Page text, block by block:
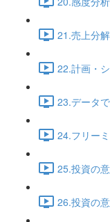
21.売上分
22.計画・
23.データ
24.フリー
25.投資の
26.投資の